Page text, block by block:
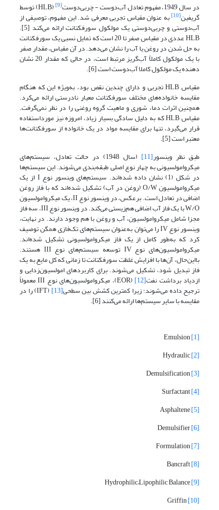
در سال 1949، مفهوم تعادل آب‌دوست - چربی‌دوست
[9] (HLB) توسط
گریفین[10] به عنوان مقیاس تجربی معرفی شد. این مفهوم، توصیفی از
آب‌دوستی و چربی‌دوستی یک مولکول سورفکتانت ارائه می‌کند [5].
HLB عددی در مقیاس صفر تا 20 است که تمایل نسبی یک سورفکتانت
به حل شدن در روغن یا آب را نشان می‌دهد. در آن مقیاس، مقدار صفر
با یک مولکول کاملاً آب‌گریز مرتبط است، در حالی که مقدار 20 نشان
دهنده یک مولکول کاملا آب‌دوست است [6].
مقیاس HLB تجربی و دارای چندین نقص بود، به‌ویژه این که هنگام
مقایسه خانواده‌های مختلف سورفکتانت معیار نادرستی ارائه می‌کرد.
همچنین اثرات دما، شوری و ماهیت گروه روغنی را در نظر نمی‌گرفت.
مقیاس HLB که به دلیل سادگی بسیار زیاد، امروزه نیز مورداستفاده
قرار می‌گیرد، تنها برای مقایسه مواد در یک خانواده از سورفکتانت‌ها
معتبر است [5].
طبق نظر وینسور[11] (سال 1948) در حالت تعادل، سیستم‌های
میکروامولسیونی به چهار نوع اصلی طبقه‌بندی می‌شوند. این سیستم‌ها
در شکل (1) نشان داده شده‌اند. سیستم‌های وینسور نوع I از یک
میکروامولسیون O/W (روغن در آب) تشکیل شده‌اند که با فاز روغن
اضافی در تعادل است. برعکس، در وینسور نوع II، یک میکروامولسیون
W/O با یک فاز آب اضافی هم‌زیستی می‌کند. در وینسور نوع III، سه فاز
مجزا شامل میکروامولسیون، آب و روغن با هم وجود دارند. در نهایت،
وینسور نوع IV را می‌توان به‌عنوان سیستم‌های تک‌فازی همگن توصیف
کرد که به‌طور کامل از یک فاز میکروامولسیونی تشکیل شده‌اند.
میکروامولسیون‌های نوع IV توسعه سیستم‌های نوع III هستند.
بااین‌حال، آن‌ها با افزایش غلظت سورفکتانت تا زمانی که کل مایع به یک
فاز تبدیل شود، تشکیل می‌شوند. برای کاربردهای امولسیون‌زدایی و
ازدیاد برداشت نفت[12] (EOR)، میکروامولسیون‌های نوع III معمولاً
ترجیح داده می‌شوند؛ زیرا کمترین کشش بین سطحی[13] (IFT) را در
مقایسه با سایر سیستم‌ها ارائه می‌کنند [6].
[1]
[2]
[3]
[4]
[5]
[6]
[7]
[8]
[9]
[10]